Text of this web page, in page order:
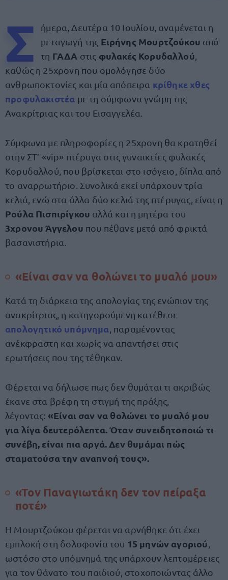
Σ
ήμερα, Δευτέρα 10 Ιουλίου, αναμένεται η
μεταγωγή της Ειρήνης Μουρτζούκου από
τη ΓΑΔΑ στις φυλακές Κορυδαλλού
καθώς η 25χρονη που ομολόγησε δύο
ανθρωποκτονίες και μία απόπειρα κρίθηκε χθες
προφυλακιστέα με τη σύμφωνα γνώμη της
Ανακρίτριας και του Εισαγγελέα.
Σύμφωνα με πληροφορίες η 25χρονη θα κρατηθεί
στην ΣΤ’ «vip» πτέρυγα στις γυναικείες φυλακές
Κορυδαλλού, που βρίσκεται στο ισόγειο, δίπλα από
το αναρρωτήριο. Συνολικά εκεί υπάρχουν τρία
κελιά, ενώ στα άλλα δύο κελιά της πτέρυγας, είναι η
Ρούλα Πισπιρίγκου αλλά και η μητέρα του
3χρονου Άγγελου που πέθανε μετά από φρικτά
βασανιστήρια.
«Είναι σαν να θολώνει το μυαλό μου»
Κατά τη διάρκεια της απολογίας της ενώπιον της
ανακρίτριας, η κατηγορούμενη κατέθεσε
απολογητικό υπόμνημα , παραμένοντας
ανέκφραστη και χωρίς να απαντήσει στις
ερωτήσεις που της τέθηκαν.
Φέρεται να δήλωσε πως δεν θυμάται τι ακριβώς
έκανε στα βρέφη τη στιγμή της πράξης,
λέγοντας: «Είναι σαν να θολώνει το μυαλό μου
για λίγα δευτερόλεπτα. Όταν συνειδητοποιώ τι
συνέβη, είναι πια αργά. Δεν θυμάμαι πώς
σταματούσα την αναπνοή τους».
«Τον Παναγιωτάκη δεν τον πείραξα
ποτέ»
Η Μουρτζούκου φέρεται να αρνήθηκε ότι έχει
εμπλοκή στη δολοφονία του 15 μηνών αγοριού
ωστόσο στο υπόμνημά της υπάρχουν λεπτομέρειες
για τον θάνατο του παιδιού, στοχοποιώντας άλλο